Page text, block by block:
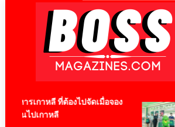
BossMagazinesThailand
าหารเกาหลี ที่ต้องไปจัดเมื่อจอง
บินไปเกาหลี